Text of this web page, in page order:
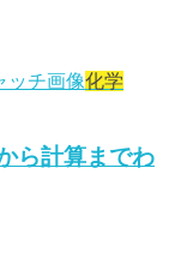
化学
ら計算までわ